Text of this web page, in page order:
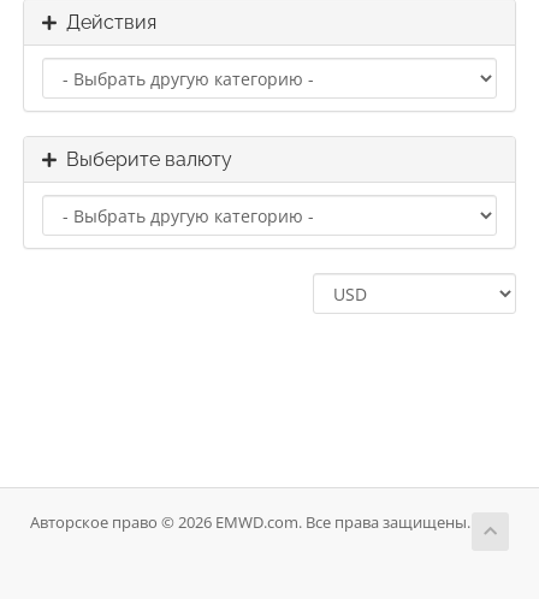
Действия
Выберите валюту
Авторское право © 2026 EMWD.com. Все права защищены.